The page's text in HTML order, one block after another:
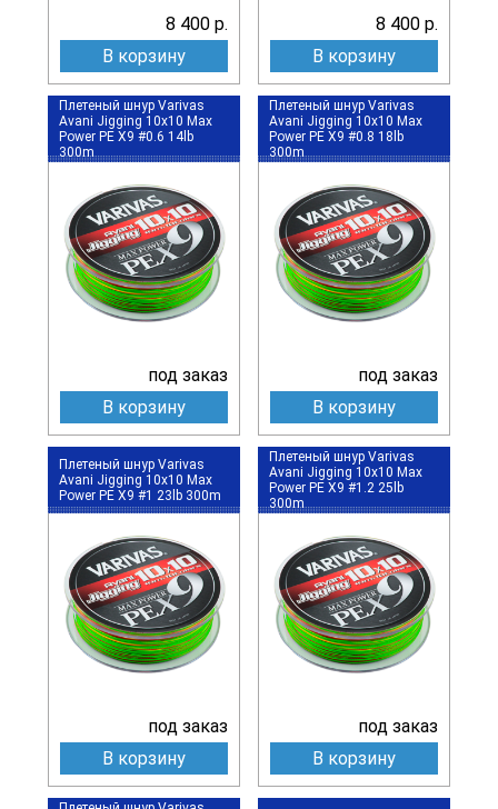
8 400 р.
В корзину
8 400 р.
В корзину
Плетеный шнур Varivas
Avani Jigging 10x10 Max
Power PE X9 #0.6 14lb
300m
под заказ
В корзину
Плетеный шнур Varivas
Avani Jigging 10x10 Max
Power PE X9 #0.8 18lb
300m
под заказ
В корзину
Плетеный шнур Varivas
Avani Jigging 10x10 Max
Power PE X9 #1 23lb 300m
под заказ
В корзину
Плетеный шнур Varivas
Avani Jigging 10x10 Max
Power PE X9 #1.2 25lb
300m
под заказ
В корзину